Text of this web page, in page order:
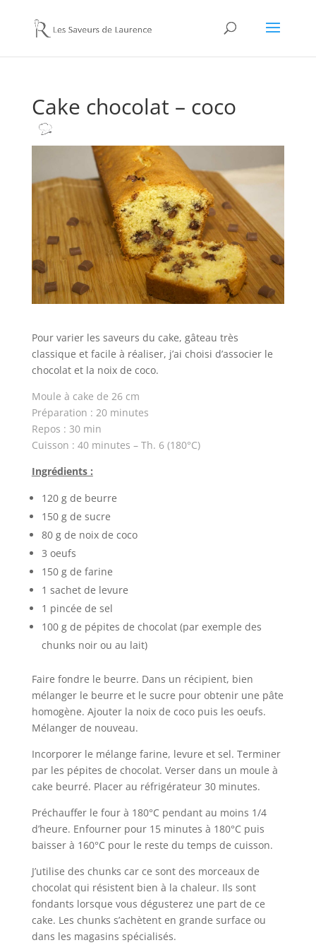
Cake chocolat – coco
Pour varier les saveurs du cake, gâteau très
classique et facile à réaliser, j’ai choisi d’associer le
chocolat et la noix de coco.
Moule à cake de 26 cm
Préparation : 20 minutes
Repos : 30 min
Cuisson : 40 minutes – Th. 6 (180°C)
Ingrédients :
120 g de beurre
150 g de sucre
80 g de noix de coco
3 oeufs
150 g de farine
1 sachet de levure
1 pincée de sel
100 g de pépites de chocolat (par exemple des
chunks noir ou au lait)
Faire fondre le beurre. Dans un récipient, bien
mélanger le beurre et le sucre pour obtenir une pâte
homogène. Ajouter la noix de coco puis les oeufs.
Mélanger de nouveau.
Incorporer le mélange farine, levure et sel. Terminer
par les pépites de chocolat. Verser dans un moule à
cake beurré. Placer au réfrigérateur 30 minutes.
Préchauffer le four à 180°C pendant au moins 1/4
d’heure. Enfourner pour 15 minutes à 180°C puis
baisser à 160°C pour le reste du temps de cuisson.
J’utilise des chunks car ce sont des morceaux de
chocolat qui résistent bien à la chaleur. Ils sont
fondants lorsque vous dégusterez une part de ce
cake. Les chunks s’achètent en grande surface ou
dans les magasins spécialisés.